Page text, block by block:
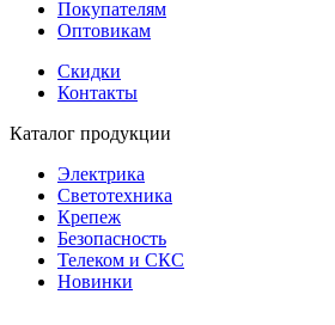
Покупателям
Оптовикам
Скидки
Контакты
Каталог продукции
Электрика
Светотехника
Крепеж
Безопасность
Телеком и СКС
Новинки